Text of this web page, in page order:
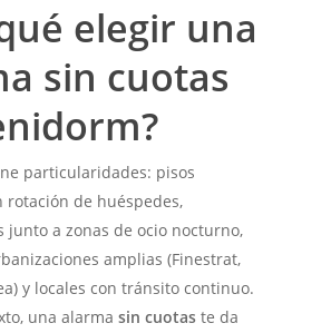
elegir una
sin cuotas
particularidades: pisos
rotación de huéspedes,
junto a zonas de ocio nocturno,
amplias (Finestrat,
y locales con tránsito continuo.
una alarmasin cuotas te da